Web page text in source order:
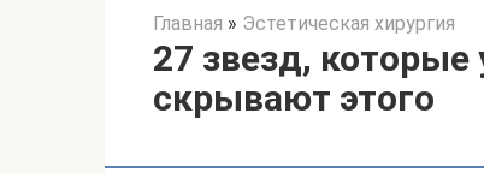
Главная » Эстетическая хирургия
27 звезд, которые
скрывают этого